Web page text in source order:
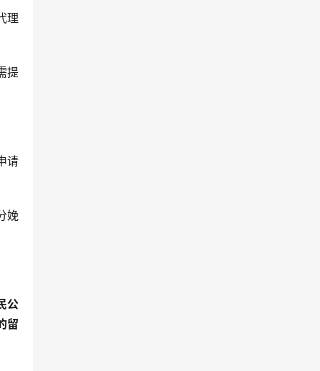
理
提
请
娩
公
留